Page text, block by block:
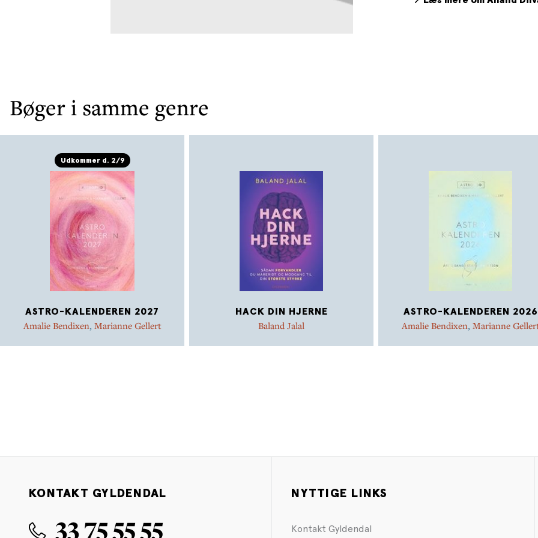
Bøger i samme genre
Udkommer d. 2/9
ASTRO-KALENDEREN 2027
Amalie Bendixen, Marianne Gellert
HACK DIN HJERNE
Baland Jalal
ASTRO-KALENDEREN 2026
Amalie Bendixen, Marianne
KONTAKT GYLDENDAL
33 75 55 55
NYTTIGE LINKS
Kontakt Gyldendal